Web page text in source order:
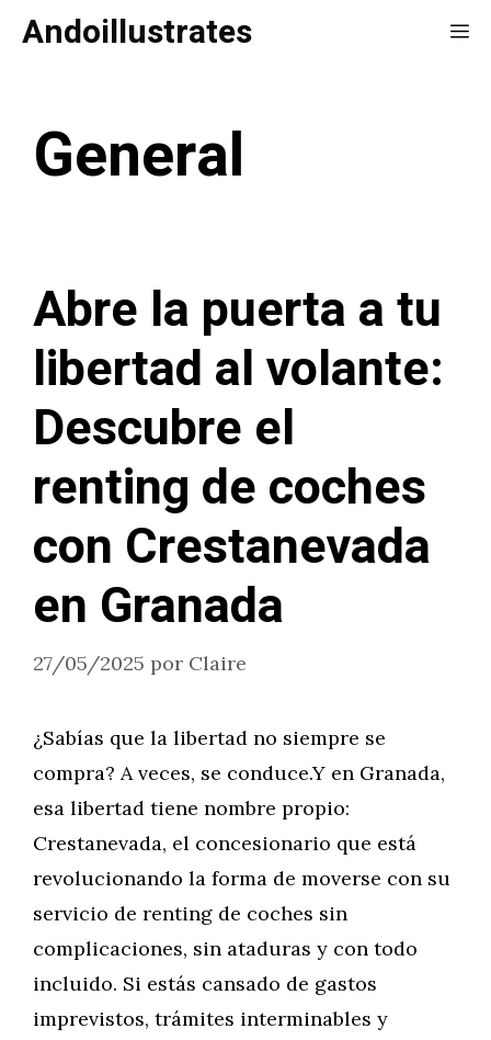
SaltarAndoillustrates
General
Abre la puerta a tu
libertad al volante:
Descubre el
renting de coches
con Crestanevada
en Granada
27/05/2025 por Claire
¿Sabías que la libertad no siempre se
compra? A veces, se conduce.Y en Granada,
esa libertad tiene nombre propio:
Crestanevada, el concesionario que está
revolucionando la forma de moverse con su
servicio de renting de coches sin
complicaciones, sin ataduras y con todo
incluido. Si estás cansado de gastos
imprevistos, trámites interminables y